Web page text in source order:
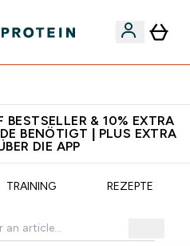
& 10% EXTRA
BENÖTIGT | PLUS EXTRA
DIE APP
TRAINING REZEPTE